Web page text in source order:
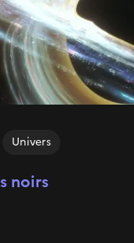
noirs
Univers